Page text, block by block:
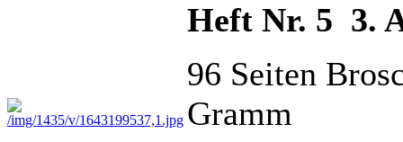
Heft Nr. 5 3.
96 Seiten
Gramm